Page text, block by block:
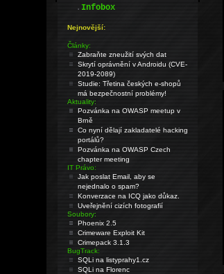
.Infobox
Nejnovější:
Články:
Zabraňte zneužití svých dat
Skrytí oprávnění v Androidu (CVE-
2019-2089)
Studie: Třetina českých e-shopů
má bezpečnostní problémy!
Aktuality:
Pozvánka na OWASP meetup v
Brně
Co nyní dělají zakladatelé hacking
portálů?
Pozvánka na OWASP Czech
chapter meeting
IT Právo:
Jak poslat Email, aby se
nejednalo o spam?
Konverzace na ICQ jako důkaz.
Uveřejnění cizích fotografií
Soubory:
Phoenix 2.5
Crimeware Exploit Kit
Crimepack 3.1.3
BugTrack:
SQLi na listyprahy1.cz
SQLi na Florenc